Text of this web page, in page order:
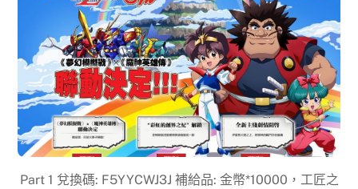
Part 1 兌換碼: F5YYCWJ3J 補給品: 金幣*10000，工匠之